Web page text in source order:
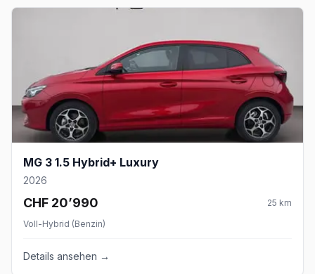
MG 3 1.5 Hybrid+ Luxury
2026
CHF 20’990 25 km
Voll-Hybrid (Benzin)
Details ansehen →